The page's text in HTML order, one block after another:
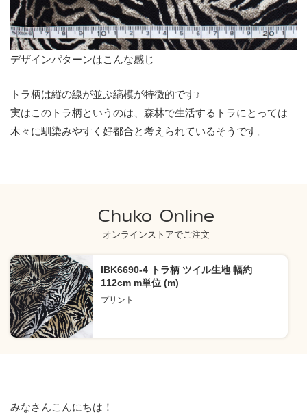
デザインパターンはこんな感じ
トラ柄は縦の線が並ぶ縞模が特徴的です♪
実はこのトラ柄というのは、森林で生活するトラにとっては
木々に馴染みやすく好都合と考えられているそうです。
Chuko Online
オンラインストアでご注文
IBK6690-4 トラ柄 ツイル生地 幅約
112cm m単位 (m)
プリント
みなさんこんにちは！